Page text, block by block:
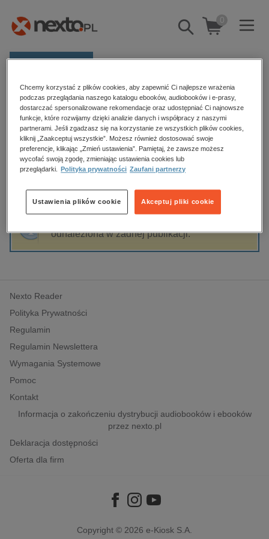
Pokaż/schowaj
wyszukiwarkę
0
Kategorie
Zobacz wszystkie E-prasa
budownictwo, aranżacja wnętrz
biznesowe, branżowe, gospodarka
dzienniki
edukacja
hobby, sport, rozrywka
komputery, internet, technologie, informatyka
polityka, społeczno-informacyjne
psychologiczne
inne
popularno-naukowe
historia
Strona główna Barbara Liberek
Barbara Liberek
Sortowanie Filtrowanie
odnaleziona w żadnej publikacji.
Nexto Reader
Polityka Prywatności
Regulamin
Regulamin Newslettera
Wymagania Systemowe
Pomoc
Kontakt
Informacja o zakończeniu dystrybucji audiobooków i ebooków
przez nexto.pl
Deklaracja dostępności
Oferta dla firm
Copyright © 2026 e-Kiosk S.A.
Chcemy korzystać z plików cookies, aby zapewnić Ci najlepsze wrażenia
podczas przeglądania naszego katalogu ebooków, audiobooków i e-prasy,
dostarczać spersonalizowane rekomendacje oraz udostępniać Ci najnowsze
funkcje, które rozwijamy dzięki analizie danych i współpracy z naszymi
partnerami. Jeśli zgadzasz się na korzystanie ze wszystkich plików cookies,
kliknij „Zaakceptuj wszystkie”. Możesz również dostosować swoje
preferencje, klikając „Zmień ustawienia”. Pamiętaj, że zawsze możesz
wycofać swoją zgodę, zmieniając ustawienia cookies lub
przeglądarki.
Polityka prywatności Zaufani partnerzy
Akceptuj pliki cookie
Ustawienia plików cookie